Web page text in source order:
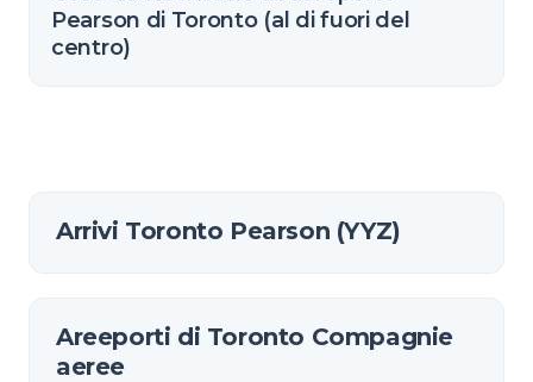
Pearson di Toronto (al di fuori del
centro)
Arrivi Toronto Pearson (YYZ)
Areeporti di Toronto Compagnie
aeree